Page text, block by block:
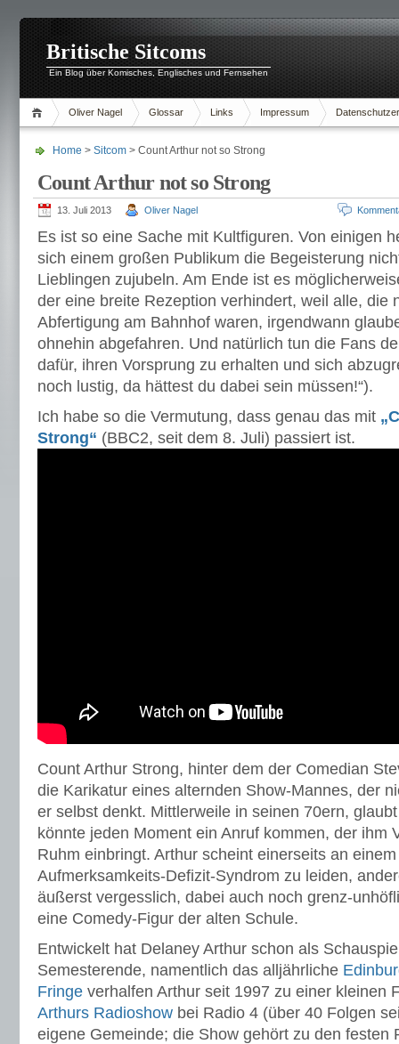
Britische Sitcoms
Ein Blog über Komisches, Englisches und Fernsehen
Oliver Nagel Glossar Links Impressum
Home > Sitcom > Count Arthur not so Strong
Count Arthur not so Strong
13. Juli 2013 Oliver Nagel
Es ist so eine Sache mit Kultfiguren. Von einigen
sich einem großen Publikum die Begeisterung
Lieblingen zujubeln. Am Ende ist es
der eine breite Rezeption verhindert, weil alle, die
Abfertigung am Bahnhof waren, irgendwann
ohnehin abgefahren. Und natürlich tun die Fans
dafür, ihren Vorsprung zu erhalten und sich
noch lustig, da hättest du dabei sein müssen!“).
Ich habe so die Vermutung, dass genau das mit
Strong“ (BBC2, seit dem 8. Juli) passiert ist.
Count Arthur Strong, hinter dem der Comedian
die Karikatur eines alternden Show-Mannes, der
er selbst denkt. Mittlerweile in seinen 70ern,
könnte jeden Moment ein Anruf kommen, der ihm
Ruhm einbringt. Arthur scheint einerseits an
Aufmerksamkeits-Defizit-Syndrom zu leiden,
äußerst vergesslich, dabei auch noch grenz-
eine Comedy-Figur der alten Schule.
Entwickelt hat Delaney Arthur schon als
Semesterende, namentlich das alljährliche
Fringe verhalfen Arthur seit 1997 zu einer kleinen
Arthurs Radioshow bei Radio 4 (über 40 Folgen
eigene Gemeinde; die Show gehört zu den festen